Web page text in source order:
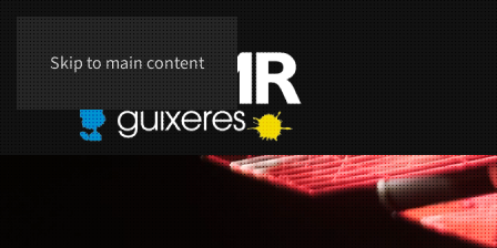
Skip to main content